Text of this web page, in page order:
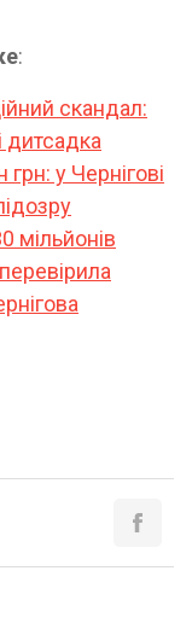
:
скандал:
дитсадка
грн: у Чернігові
мільйонів